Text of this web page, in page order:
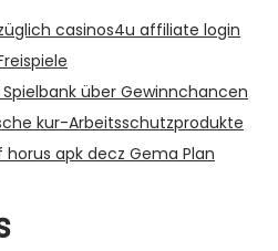
casinos4u affiliate login
über Gewinnchancen
kur-Arbeitsschutzprodukte
apk decz Gema Plan